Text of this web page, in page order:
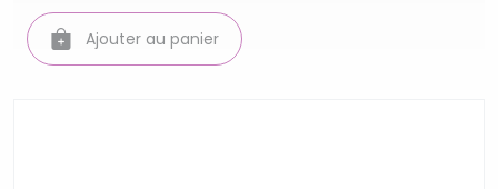
Ajouter au panier